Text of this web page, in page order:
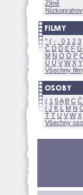
Zlíně
" ( - 0 1 2 3
Č D Ď E F G
M N O Ó P
U Ú V W X Y
Všechny
( 1 5A B C Č
I J K L M N
Ť T U V W X
Všechny